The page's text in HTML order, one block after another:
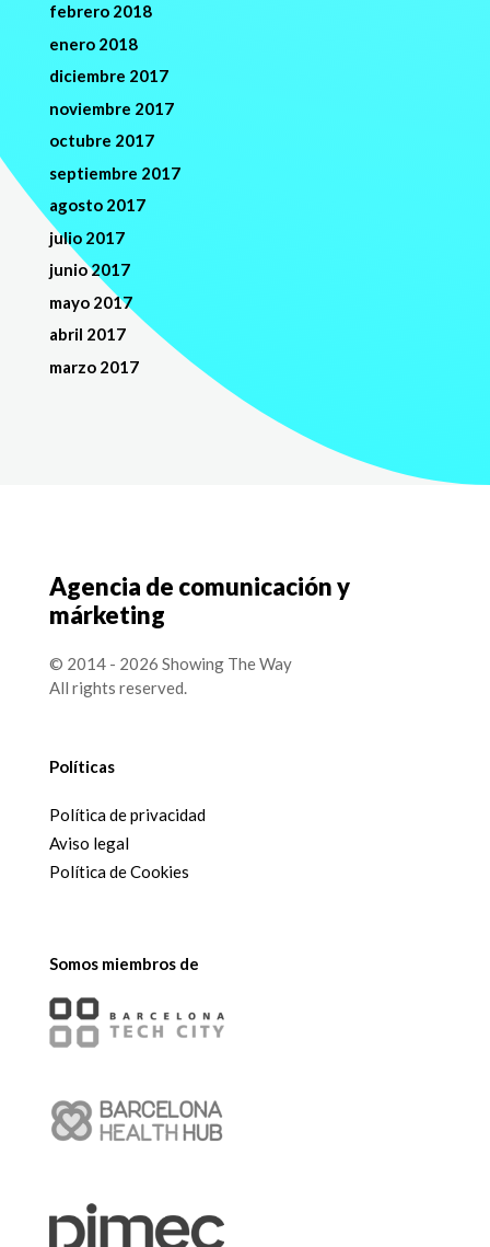
febrero 2018
enero 2018
diciembre 2017
noviembre 2017
octubre 2017
septiembre 2017
agosto 2017
julio 2017
junio 2017
mayo 2017
abril 2017
marzo 2017
Agencia de comunicación y
márketing
© 2014 - 2026 Showing The Way
All rights reserved.
Políticas
Política de privacidad
Aviso legal
Política de Cookies
Somos miembros de